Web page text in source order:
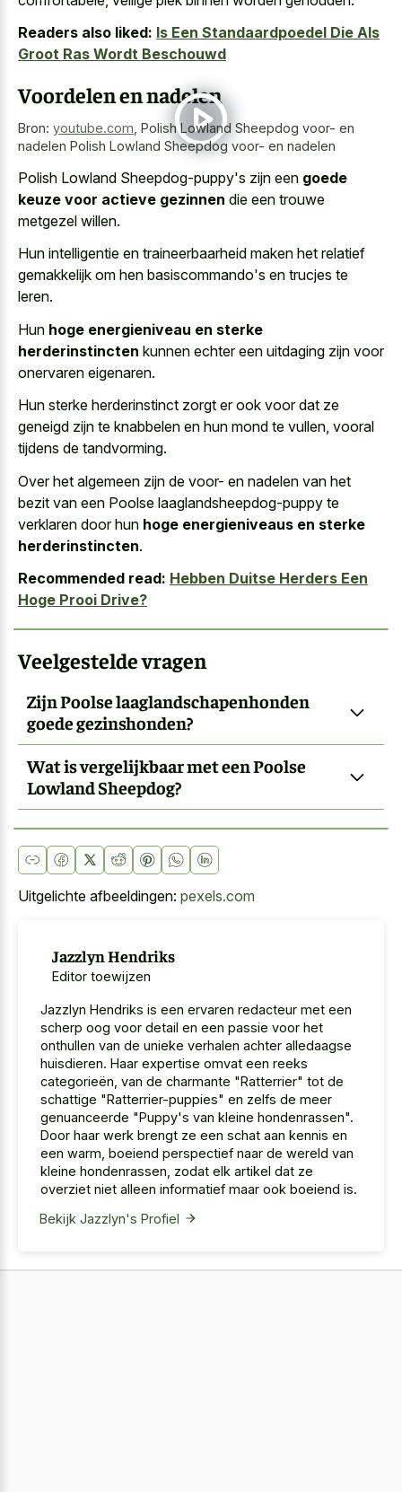
Readers also liked: Is Een Standaardpoedel Die Als
Groot Ras Wordt Beschouwd
Voordelen en nadelen
Bron: youtube.com Polish Lowland Sheepdog voor- en
nadelen Polish Lowland Sheepdog voor- en nadelen
Polish Lowland Sheepdog-puppy's zijn een goede
keuze voor actieve gezinnen die een trouwe
metgezel willen.
Hun intelligentie en traineerbaarheid maken het relatief
gemakkelijk om hen basiscommando's en trucjes te
leren.
Hun hoge energieniveau en sterke
herderinstincten kunnen echter een uitdaging zijn voor
onervaren eigenaren.
Hun sterke herderinstinct zorgt er ook voor dat ze
geneigd zijn te knabbelen en hun mond te vullen, vooral
tijdens de tandvorming.
Over het algemeen zijn de voor- en nadelen van het
bezit van een Poolse laaglandsheepdog-puppy te
verklaren door hun hoge energieniveaus en sterke
herderinstincten.
Recommended read: Hebben Duitse Herders Een
Hoge Prooi Drive?
Veelgestelde vragen
Zijn Poolse laaglandschapenhonden
goede gezinshonden?
Wat is vergelijkbaar met een Poolse
Lowland Sheepdog?
Uitgelichte afbeeldingen: pexels.com
Jazzlyn Hendriks
Editor toewijzen
Jazzlyn Hendriks is een ervaren redacteur met een
scherp oog voor detail en een passie voor het
onthullen van de unieke verhalen achter alledaagse
huisdieren. Haar expertise omvat een reeks
categorieën, van de charmante "Ratterrier" tot de
schattige "Ratterrier-puppies" en zelfs de meer
genuanceerde "Puppy's van kleine hondenrassen".
Door haar werk brengt ze een schat aan kennis en
een warm, boeiend perspectief naar de wereld van
kleine hondenrassen, zodat elk artikel dat ze
overziet niet alleen informatief maar ook boeiend is.
Bekijk Jazzlyn's Profiel